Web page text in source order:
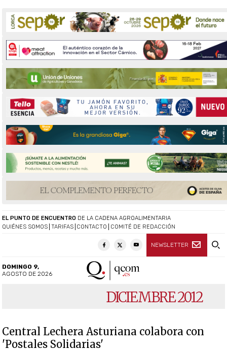
QUIÉNES SOMOS TARIFAS CONTACTO COMITÉ DE REDACCIÓN
NEWSLETTER
EL PUNTO DE ENCUENTRO DE LA CADENA AGROALIMENTARIA
DOMINGO 9,
AGOSTO DE 2026
DICIEMBRE 2012
Central Lechera Asturiana colabora con
'Postales Solidarias'